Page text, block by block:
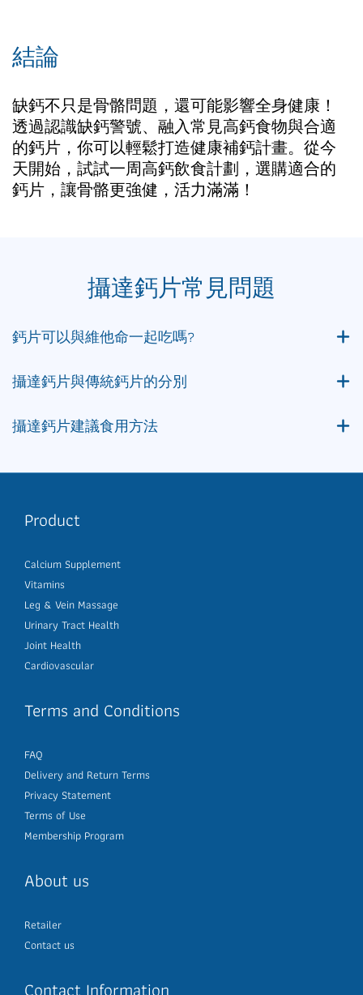
結論
缺鈣不只是骨骼問題，還可能影響全身健康！
透過認識缺鈣警號、融入常見高鈣食物與合適
的鈣片，你可以輕鬆打造健康補鈣計畫。從今
天開始，試試一周高鈣飲食計劃，選購適合的
鈣片，讓骨骼更強健，活力滿滿！
攝達鈣片常見問題
鈣片可以與維他命一起吃嗎?
攝達鈣片與傳統鈣片的分別
攝達鈣片建議食用方法
Product
Calcium Supplement
Vitamins
Leg & Vein Massage
Urinary Tract Health
Joint Health
Cardiovascular
Terms and Conditions
FAQ
Delivery and Return Terms
Privacy Statement
Terms of Use
Membership Program
About us
Retailer
Contact us